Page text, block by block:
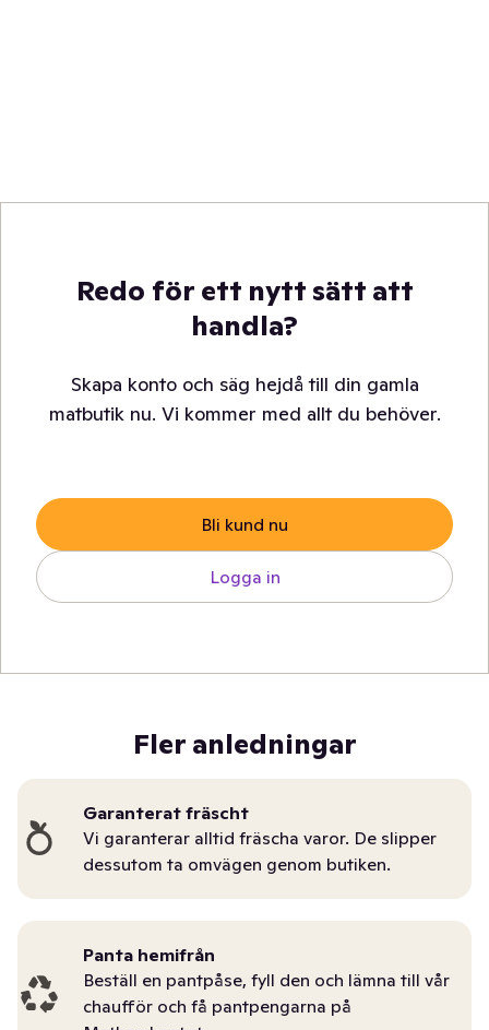
Redo för ett nytt sätt att
handla?
Skapa konto och säg hejdå till din gamla
matbutik nu. Vi kommer med allt du behöver.
Bli kund nu
Logga in
Fler anledningar
Garanterat fräscht
Vi garanterar alltid fräscha varor. De slipper
dessutom ta omvägen genom butiken.
Panta hemifrån
Beställ en pantpåse, fyll den och lämna till vår
chaufför och få pantpengarna på